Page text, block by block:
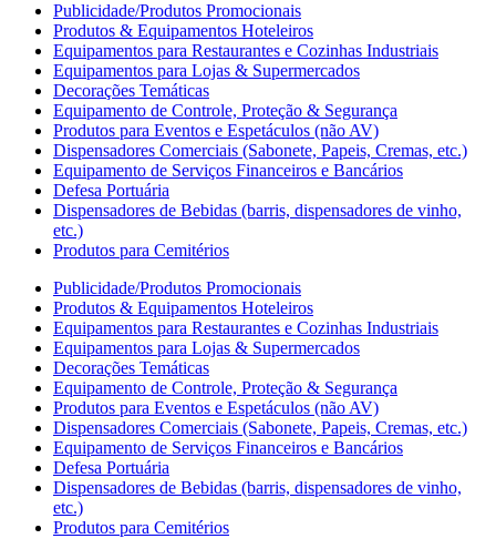
Publicidade/Produtos Promocionais
Produtos & Equipamentos Hoteleiros
Equipamentos para Restaurantes e Cozinhas Industriais
Equipamentos para Lojas & Supermercados
Decorações Temáticas
Equipamento de Controle, Proteção & Segurança
Produtos para Eventos e Espetáculos (não AV)
Dispensadores Comerciais (Sabonete, Papeis, Cremas, etc.)
Equipamento de Serviços Financeiros e Bancários
Defesa Portuária
Dispensadores de Bebidas (barris, dispensadores de vinho,
etc.)
Produtos para Cemitérios
Publicidade/Produtos Promocionais
Produtos & Equipamentos Hoteleiros
Equipamentos para Restaurantes e Cozinhas Industriais
Equipamentos para Lojas & Supermercados
Decorações Temáticas
Equipamento de Controle, Proteção & Segurança
Produtos para Eventos e Espetáculos (não AV)
Dispensadores Comerciais (Sabonete, Papeis, Cremas, etc.)
Equipamento de Serviços Financeiros e Bancários
Defesa Portuária
Dispensadores de Bebidas (barris, dispensadores de vinho,
etc.)
Produtos para Cemitérios